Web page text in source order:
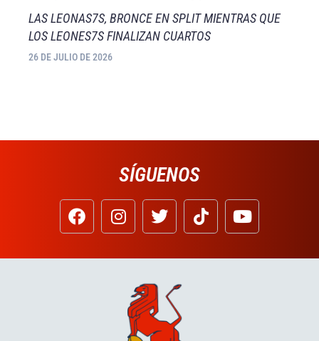
LAS LEONAS7S, BRONCE EN SPLIT MIENTRAS QUE
LOS LEONES7S FINALIZAN CUARTOS
26 DE JULIO DE 2026
SÍGUENOS